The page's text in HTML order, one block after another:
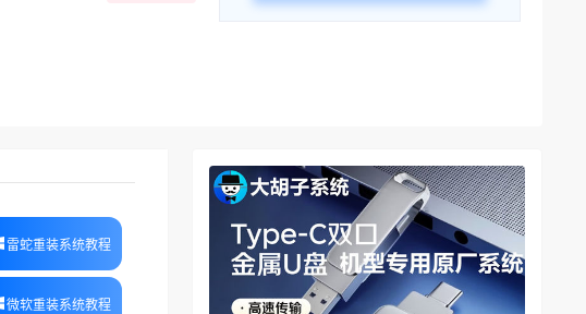
雷蛇重装系统教程
微软重装系统教程